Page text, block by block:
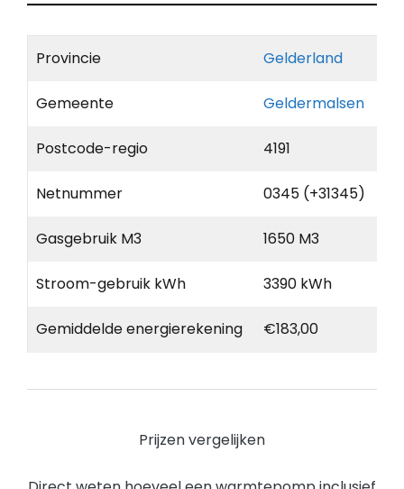
Provincie Gelderland
Gemeente Geldermalsen
Postcode-regio 4191
Netnummer 0345 (+31345)
Gasgebruik M3 1650 M3
Stroom-gebruik kWh 3390 kWh
Gemiddelde energierekening €183,00
Prijzen vergelijken